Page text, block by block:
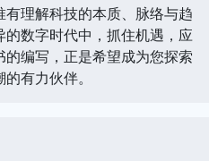
理解科技的本质、脉络与趋
数字时代中，抓住机遇，应
编写，正是希望成为您探索
有力伙伴。